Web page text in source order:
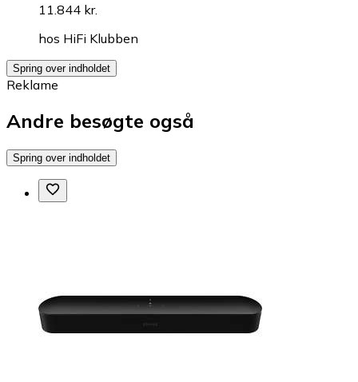
11.844 kr.
hos HiFi Klubben
Spring over indholdet
Reklame
Andre besøgte også
Spring over indholdet